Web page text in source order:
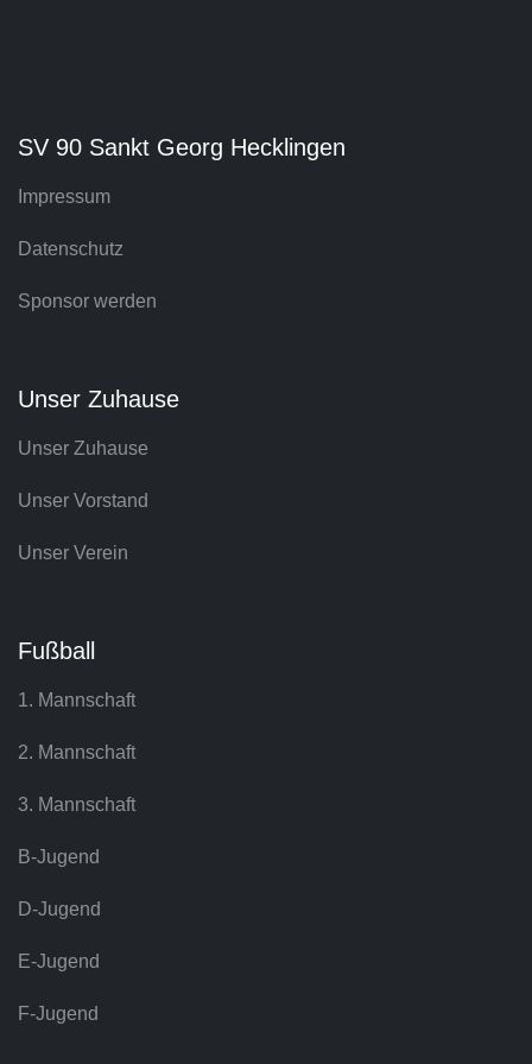
SV 90 Sankt Georg Hecklingen
Impressum
Datenschutz
Sponsor werden
Unser Zuhause
Unser Zuhause
Unser Vorstand
Unser Verein
Fußball
1. Mannschaft
2. Mannschaft
3. Mannschaft
B-Jugend
D-Jugend
E-Jugend
F-Jugend